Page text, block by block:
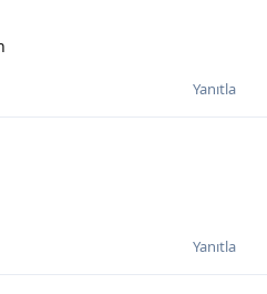
Yanıtla
Yanıtla